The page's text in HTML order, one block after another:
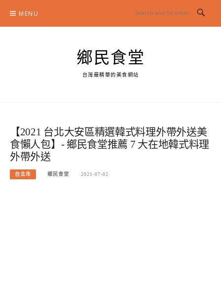
content
MENU
鄉民食堂
台灣最精華的美食網站
【2021 台北大安區精選韓式料理外帶外送美
食懶人包】- 鄉民食堂推薦 7 大在地韓式料理
外帶外送
台北市 鄉民食堂 2021-07-02